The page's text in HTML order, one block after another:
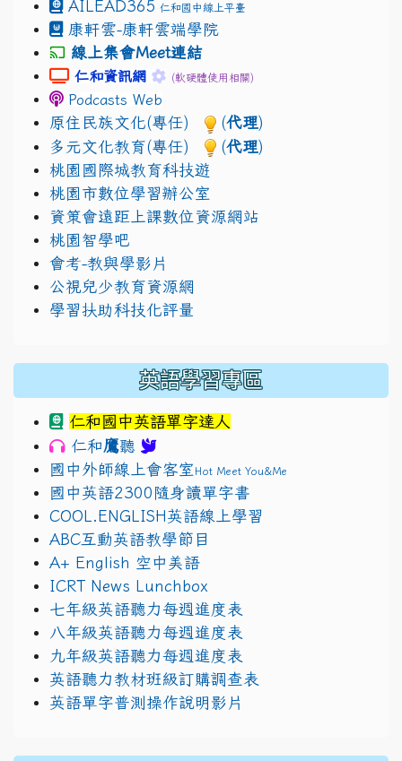
AILEAD365 仁和國中線上平臺
康軒雲-康軒雲端學院
線上集會Meet連結
link to https://sites.google.com/
仁和資訊網 link to https://sites.google.com/
(軟硬體使用相關)
Podcasts Web
原住民族文化(專任) (代理)
多元文化教育(專任)
(代理)
桃園國際城教育科技遊
桃園市數位學習辦公室
資策會遠距上課數位資源網站
桃園智學吧
會考-教與學影片
公視兒少教育資源網
學習扶助科技化評量
英語學習專區
仁和國中英語單字達人
仁和鷹聽
國中外師線上會客室Hot Meet You&Me
國中英語2300隨身讀單字書
COOL.ENGLISH英語線上學習
ABC互動英語教學節目
A+ English 空中美語
ICRT News Lunchbox
七年級英語聽力每週進度表
八年級英語聽力每週進度表
九年級英語聽力每週進度表
英語聽力教材班級訂購調查表
英語單字普測操作說明影片